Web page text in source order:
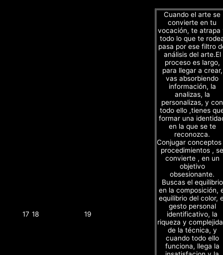
17 18 19
Cuando el arte se
convierte en tu
vocación, te atrapa
todo lo que te
pasa por ese filtro
análisis del arte.El
proceso es largo,
para llegar a crear,
vas absorbiendo
información, la
analizas, la
personalizas, y con
todo ello ,tienes
formar una
en la que se te
reconozca.
Conjugar
procedimientos , se
convierte , en un
objetivo
obsesionante.
Buscas el equilibrio
en la composición,
equilibrio del color,
gesto personal
identificativo, la
riqueza y
de la técnica, y
cuando todo ello
funciona, llega la